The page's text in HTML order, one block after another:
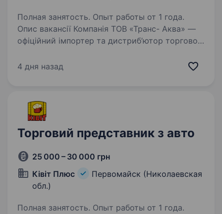
Полная занятость. Опыт работы от 1 года.
Опис вакансії Компанія ТОВ «Транс- Аква» —
офіційний імпортер та дистриб’ютор торгової
команди Торгового представника (авто
4 дня назад
Торговий представник з авто
25 000 – 30 000 грн
Ківіт Плюс
Первомайск (Николаевская
обл.)
Полная занятость. Опыт работы от 1 года.